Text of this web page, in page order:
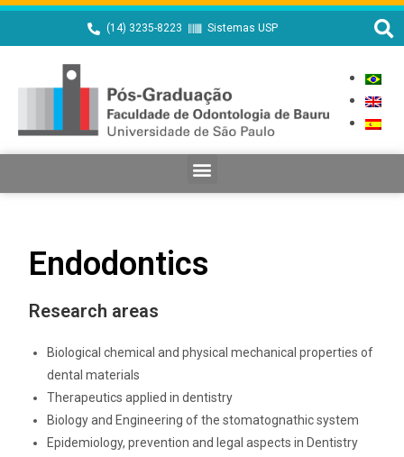
(14) 3235-8223 Sistemas USP
Endodontics
Research areas
Biological chemical and physical mechanical properties of
dental materials
Therapeutics applied in dentistry
Biology and Engineering of the stomatognathic system
Epidemiology, prevention and legal aspects in Dentistry